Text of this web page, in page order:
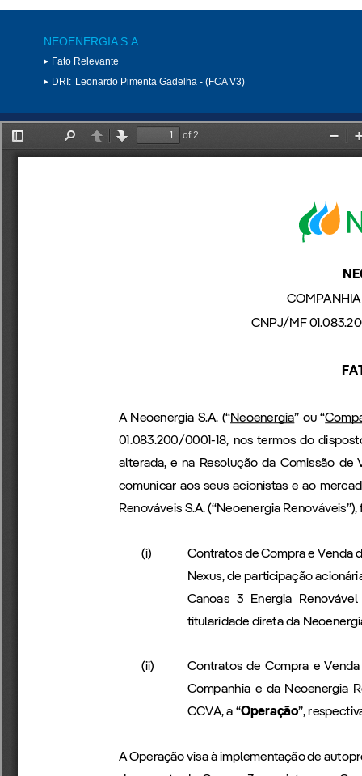
NEOENERGIA S.A.
Fato Relevante
DRI: Leonardo Pimenta Gadelha - (FCA V3)